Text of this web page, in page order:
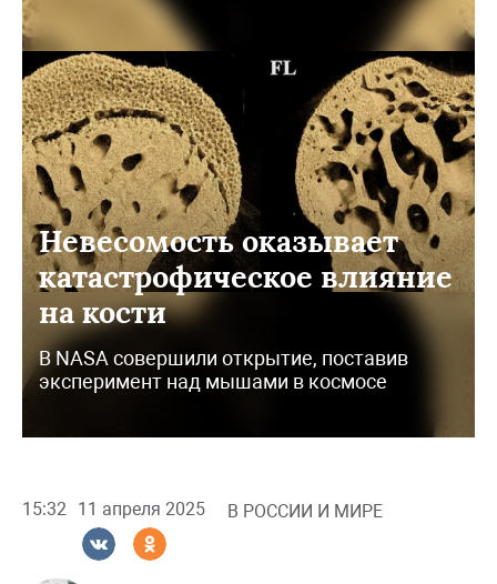
Невесомость оказывает
катастрофическое влияние
на кости
В NASA совершили открытие, поставив
эксперимент над мышами в космосе
15:32 11 апреля 2025 В РОССИИ И МИРЕ